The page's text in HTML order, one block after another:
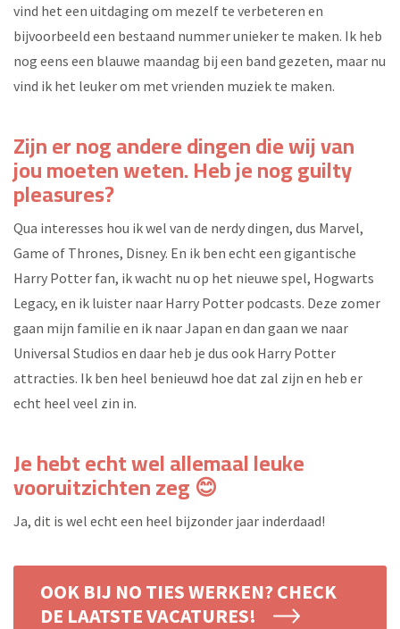
vind het een uitdaging om mezelf te verbeteren en
bijvoorbeeld een bestaand nummer unieker te maken. Ik heb
nog eens een blauwe maandag bij een band gezeten, maar nu
vind ik het leuker om met vrienden muziek te maken.
Zijn er nog andere dingen die wij van
jou moeten weten. Heb je nog guilty
pleasures?
Qua interesses hou ik wel van de nerdy dingen, dus Marvel,
Game of Thrones, Disney. En ik ben echt een gigantische
Harry Potter fan, ik wacht nu op het nieuwe spel, Hogwarts
Legacy, en ik luister naar Harry Potter podcasts. Deze zomer
gaan mijn familie en ik naar Japan en dan gaan we naar
Universal Studios en daar heb je dus ook Harry Potter
attracties. Ik ben heel benieuwd hoe dat zal zijn en heb er
echt heel veel zin in.
Je hebt echt wel allemaal leuke
vooruitzichten zeg😊
Ja, dit is wel echt een heel bijzonder jaar inderdaad!
OOK BIJ NO TIES WERKEN? CHECK
DE LAATSTE VACATURES!